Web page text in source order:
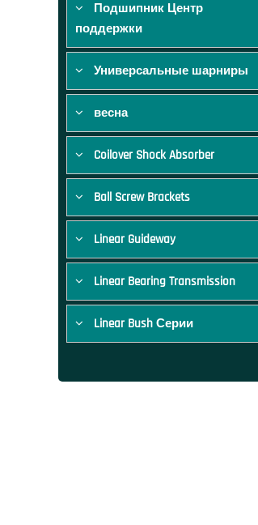
Подшипник Центр
поддержки
Универсальные шарниры
весна
Coilover Shock Absorber
Ball Screw Brackets
Linear Guideway
Linear Bearing Transmission
Linear Bush Серии